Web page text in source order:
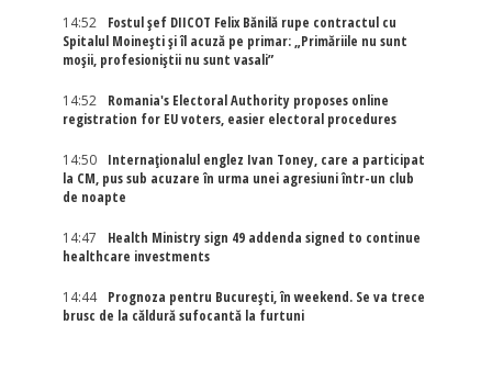
14:52
Fostul șef DIICOT Felix Bănilă rupe contractul cu
Spitalul Moinești și îl acuză pe primar: „Primăriile nu sunt
moșii, profesioniștii nu sunt vasali”
14:52
Romania's Electoral Authority proposes online
registration for EU voters, easier electoral procedures
14:50
Internaţionalul englez Ivan Toney, care a participat
la CM, pus sub acuzare în urma unei agresiuni într-un club
de noapte
14:47
Health Ministry sign 49 addenda signed to continue
healthcare investments
14:44
Prognoza pentru București, în weekend. Se va trece
brusc de la căldură sufocantă la furtuni